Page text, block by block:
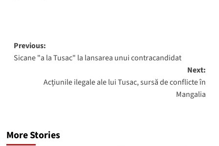
Post
navigation
Previous:
Sicane "a la Tusac" la lansarea unui contracandidat
Next:
Acţiunile ilegale ale lui Tusac, sursă de conflicte în
Mangalia
More Stories